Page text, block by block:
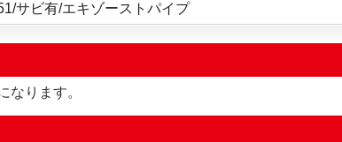
サビ有/エキゾーストパイプ
なります。